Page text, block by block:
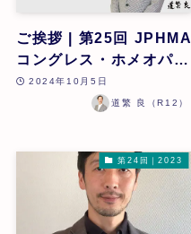
ご挨拶 | 第25回 JPHMA
コングレス・ホメオパシ
ー学術大会 開催にあた
って | 第25回
2024年10月5日
道繁 良（R12）
第24回｜2023